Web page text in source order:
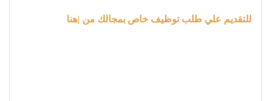
للتقديم علي طلب توظيف خاص بمجالك من |هنا